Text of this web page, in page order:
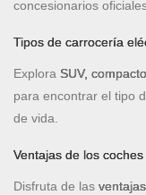
concesionarios
Tipos de carrocería
Explora SUV,
para encontrar el tipo
de vida.
Ventajas de los
Disfruta de las